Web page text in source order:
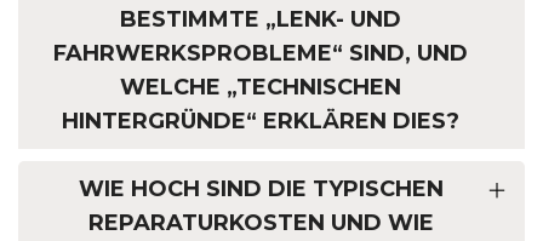
BESTIMMTE „LENK- UND
FAHRWERKSPROBLEME“ SIND, UND
WELCHE „TECHNISCHEN
HINTERGRÜNDE“ ERKLÄREN DIES?
WIE HOCH SIND DIE TYPISCHEN
REPARATURKOSTEN UND WIE